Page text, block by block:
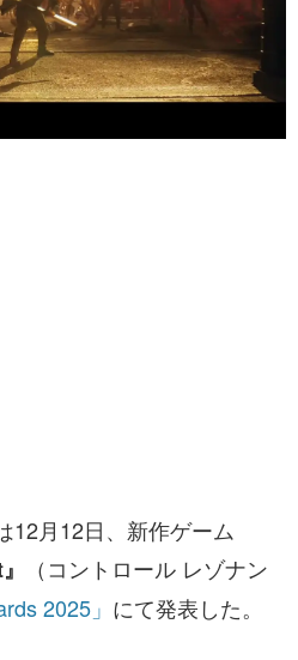
12月12日、新作ゲーム
（コントロール レゾナン
2025」 にて発表した。